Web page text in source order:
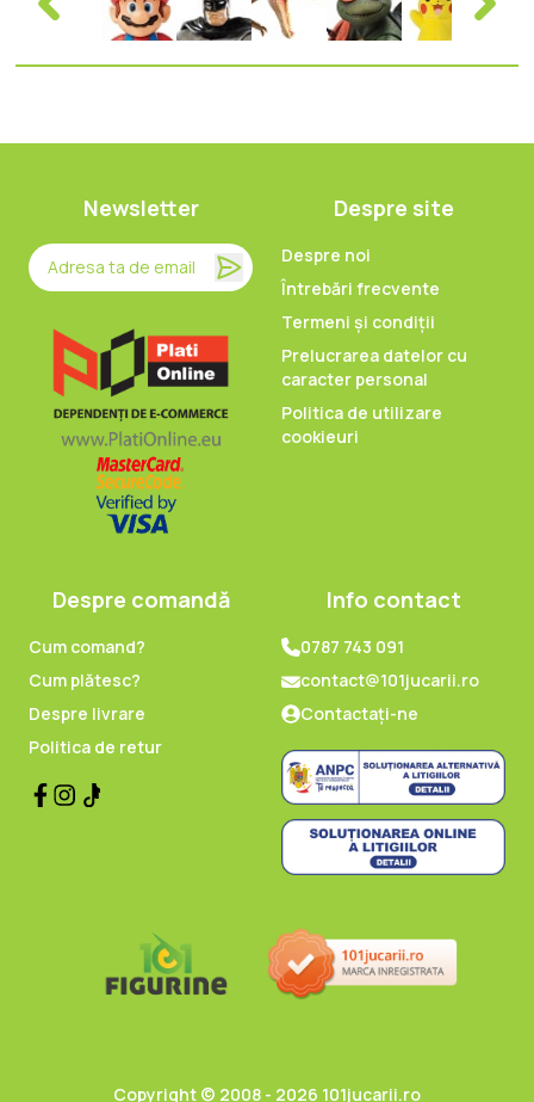
Newsletter Despre site
Despre noi
Întrebări frecvente
Termeni și condiții
Prelucrarea datelor cu
caracter personal
Politica de utilizare
cookieuri
Despre comandă
Cum comand?
Cum plătesc?
Despre livrare
Politica de retur
Info contact
0787 743 091
contact@101jucarii.ro
Contactați-ne
Copyright © 2008 - 2026 101jucarii.ro